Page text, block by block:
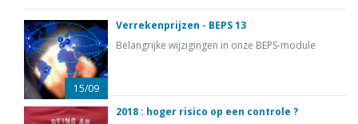
15/09
Verrekenprijzen - BEPS 13
Belangrijke wijzigingen in onze BEPS-module
2018 : hoger risico op een controle ?